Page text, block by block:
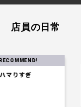
店員の日常